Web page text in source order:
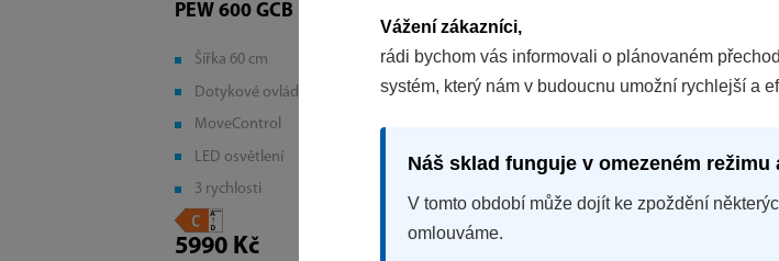
PEW 600 GCB
Šířka 60 cm
Dotykové ovládání
MoveControl
LED osvětlení
3 rychlosti
5990 Kč
Vážení zákazníci,
rádi bychom vás informovali o plánovaném
systém, který nám v budoucnu umožní rychlejší a
Náš sklad funguje v omezeném režimu
V tomto období může dojít ke zpoždění
omlouváme.